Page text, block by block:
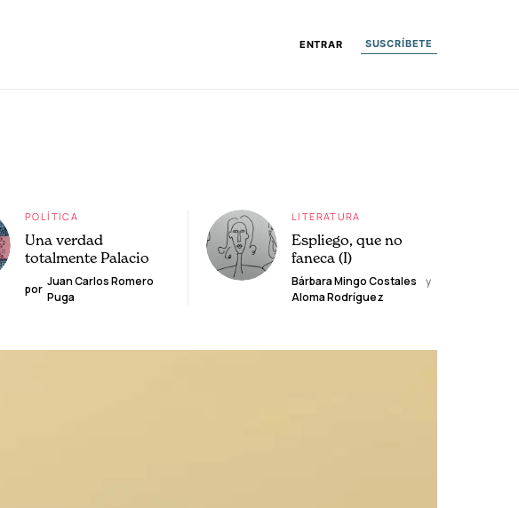
ENTRAR SUSCRÍBETE
POLÍTICA
Una verdad
totalmente Palacio
por
Juan Carlos Romero
Puga
LITERATURA
Espliego, que no
faneca (I)
Bárbara Mingo Costales
y
Aloma Rodríguez